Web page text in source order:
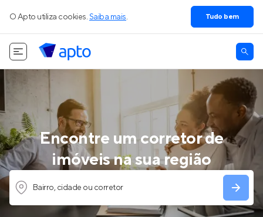
O Apto utiliza cookies. Saiba mais. Tudo bem
Encontre um corretor de
imóveis na sua região
Bairro, cidade ou corretor